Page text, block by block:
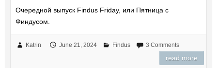
Очередной выпуск Findus Friday, или Пятница с
Финдусом.
Katrin June 21, 2024 Findus 3 Comments
read more